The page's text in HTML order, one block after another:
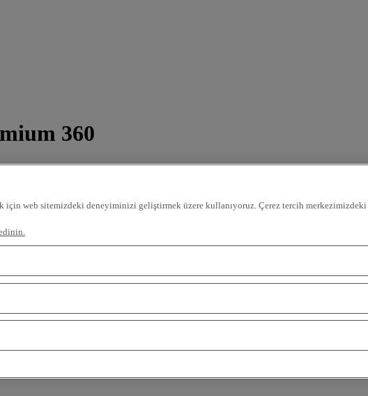
360
için web sitemizdeki deneyiminizi geliştirmek üzere kullanıyoruz. Çerez tercih